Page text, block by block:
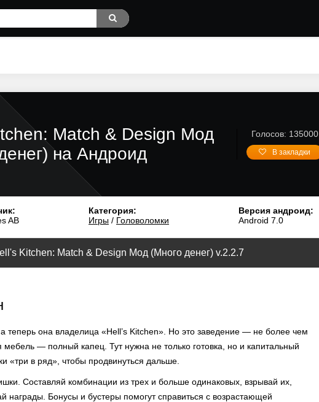
Match & Design Мод
на Андроид
Голосов: 135000
В закладки
AB
Категория:
Игры / Головоломки
Версия андроид:
Android 7.0
Kitchen: Match & Design Мод (Много денег) v.2.2.7
теперь она владелица «Hell’s Kitchen». Но это заведение — не более чем
— полный капец. Тут нужна не только готовка, но и капитальный
«три в ряд», чтобы продвинуться дальше.
Составляй комбинации из трех и больше одинаковых, взрывай их,
награды. Бонусы и бустеры помогут справиться с возрастающей